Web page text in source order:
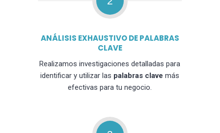
ANÁLISIS EXHAUSTIVO DE PALABRAS
CLAVE
Realizamos investigaciones detalladas para
identificar y utilizar las palabras clave más
efectivas para tu negocio.